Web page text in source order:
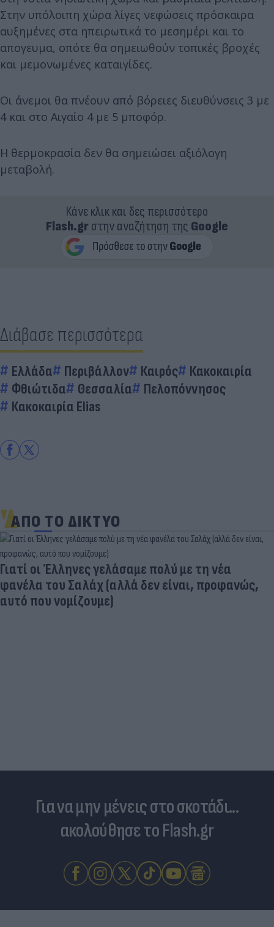
Στην υπόλοιπη χώρα λίγες νεφώσεις πρόσκαιρα
αυξημένες στα ηπειρωτικά το μεσημέρι και το
απογευμα, οπότε θα σημειωθούν τοπικές βροχές
και μεμονωμένες καταιγίδες.
Οι άνεμοι θα πνέουν από βόρειες διευθύνσεις 3 με
4 και στο Αιγαίο 4 με 5 μποφόρ.
Η θερμοκρασία δεν θα σημειώσει αξιόλογη
μεταβολή.
Κάνε κλικ και δες περισσότερο
Flash.grστην αναζήτηση της Google
Διάβασε περισσότερα
Ελλάδα Περιβάλλον Καιρός
Κακοκαιρία
Φθιώτιδα
Θεσσαλία
Πελοπόννησος
Κακοκαιρία Elias
ΑΠΟ ΤΟ ΔΙΚΤΥΟ
Γιατί οι Έλληνες γελάσαμε πολύ με τη νέα
φανέλα του Σαλάχ (αλλά δεν είναι, προφανώς,
αυτό που νομίζουμε)
Για να μην μένεις στο σκοτάδι...
ακολούθησε το Flash.gr